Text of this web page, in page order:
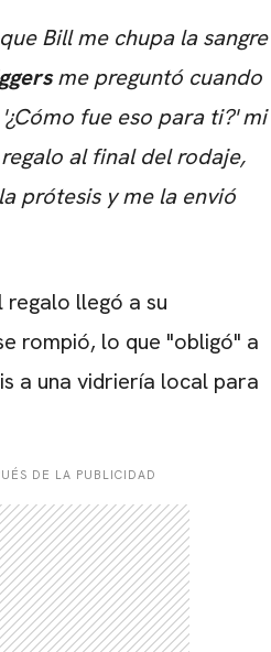
Bill me chupa la sangre
me preguntó cuando
fue eso para ti?' mi
al final del rodaje,
prótesis y me la envió
regalo llegó a su
rompió, lo que "obligó" a
a una vidriería local para
DE LA PUBLICIDAD